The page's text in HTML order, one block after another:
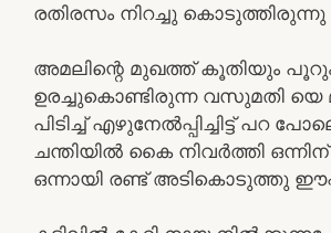
രതിരസം നിറച്ചു
അമലിന്റെ മുഖത്ത് കൂതിയും
ഉരച്ചുകൊണ്ടിരുന്ന വസുമതി യെ
പിടിച്ച് എഴുനേൽപ്പിച്ചിട്ട് പറ
ചന്തിയിൽ കൈ നിവർത്തി
ഒന്നായി രണ്ട് അടികൊടുത്തു